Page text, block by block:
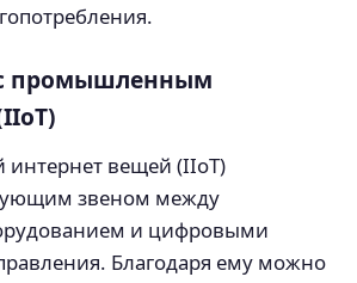
промышленным
вещей (IIoT)
звеном между
и цифровыми
Благодаря ему можно